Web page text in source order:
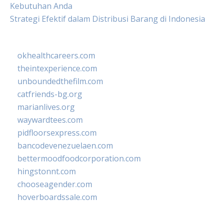
Kebutuhan Anda
Strategi Efektif dalam Distribusi Barang di Indonesia
okhealthcareers.com
theintexperience.com
unboundedthefilm.com
catfriends-bg.org
marianlives.org
waywardtees.com
pidfloorsexpress.com
bancodevenezuelaen.com
bettermoodfoodcorporation.com
hingstonnt.com
chooseagender.com
hoverboardssale.com